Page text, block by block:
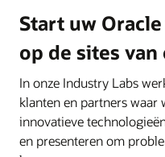
Start uw
op de sites
In onze Industry Labs
klanten en partners waar
innovatieve
en presenteren om